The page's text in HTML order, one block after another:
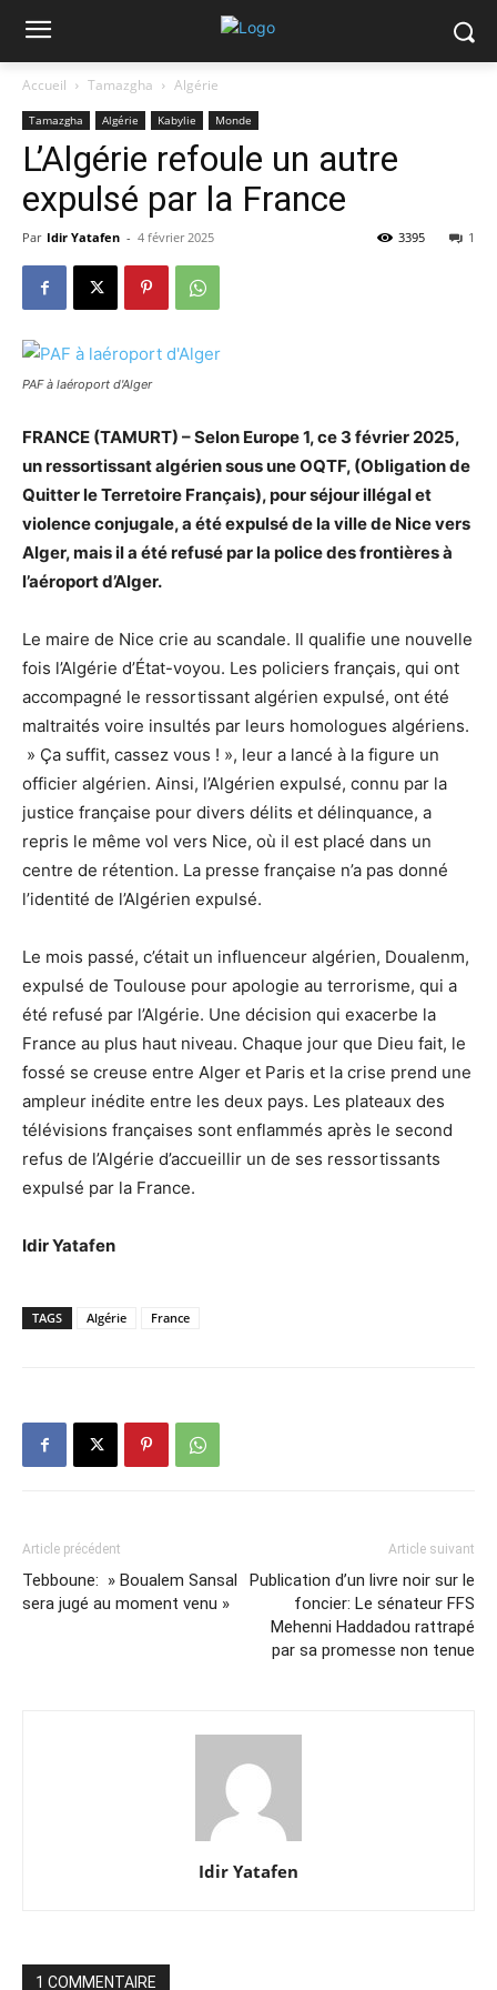
Accueil Tamazgha Algérie
Tamazgha Algérie Kabylie Monde
L’Algérie refoule un autre
expulsé par la France
Par Idir Yatafen - 4 février 2025 1
3395
PAF à laéroport d'Alger
FRANCE (TAMURT) – Selon Europe 1, ce 3 février 2025,
un ressortissant algérien sous une OQTF, (Obligation de
Quitter le Terretoire Français), pour séjour illégal et
violence conjugale, a été expulsé de la ville de Nice vers
Alger, mais il a été refusé par la police des frontières à
l’aéroport d’Alger.
Le maire de Nice crie au scandale. Il qualifie une nouvelle
fois l’Algérie d’État-voyou. Les policiers français, qui ont
accompagné le ressortissant algérien expulsé, ont été
maltraités voire insultés par leurs homologues algériens.
» Ça suffit, cassez vous ! », leur a lancé à la figure un
officier algérien. Ainsi, l’Algérien expulsé, connu par la
justice française pour divers délits et délinquance, a
repris le même vol vers Nice, où il est placé dans un
centre de rétention. La presse française n’a pas donné
l’identité de l’Algérien expulsé.
Le mois passé, c’était un influenceur algérien, Doualenm,
expulsé de Toulouse pour apologie au terrorisme, qui a
été refusé par l’Algérie. Une décision qui exacerbe la
France au plus haut niveau. Chaque jour que Dieu fait, le
fossé se creuse entre Alger et Paris et la crise prend une
ampleur inédite entre les deux pays. Les plateaux des
télévisions françaises sont enflammés après le second
refus de l’Algérie d’accueillir un de ses ressortissants
expulsé par la France.
Idir Yatafen
TAGS Algérie France
Article précédent
Tebboune: » Boualem Sansal
sera jugé au moment venu »
Article suivant
Publication d’un livre noir sur le
foncier: Le sénateur FFS
Mehenni Haddadou rattrapé
par sa promesse non tenue
Idir Yatafen
1 COMMENTAIRE